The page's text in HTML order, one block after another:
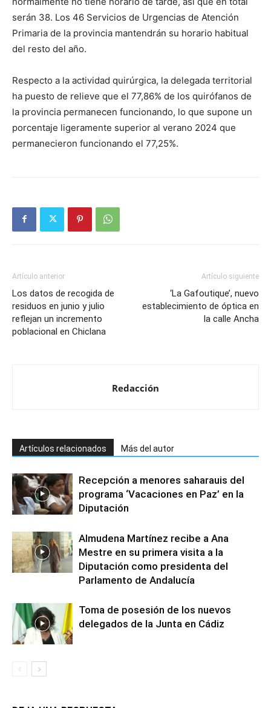
serán 38. Los 46 Servicios de Urgencias de Atención
Primaria de la provincia mantendrán su horario habitual
del resto del año.
Respecto a la actividad quirúrgica, la delegada territorial
ha puesto de relieve que el 77,86% de los quirófanos de
la provincia permanecen funcionando, lo que supone un
porcentaje ligeramente superior al verano 2024 que
permanecieron funcionando el 77,25%.
Artículo anterior
Los datos de recogida de
residuos en junio y julio
reflejan un incremento
poblacional en Chiclana
Artículo siguiente
‘La Gafoutique’, nuevo
establecimiento de óptica en
la calle Ancha
Redacción
Artículos relacionados Más del autor
Recepción a menores saharauis del
programa ‘Vacaciones en Paz’ en la
Diputación
Almudena Martínez recibe a Ana
Mestre en su primera visita a la
Diputación como presidenta del
Parlamento de Andalucía
Toma de posesión de los nuevos
delegados de la Junta en Cádiz